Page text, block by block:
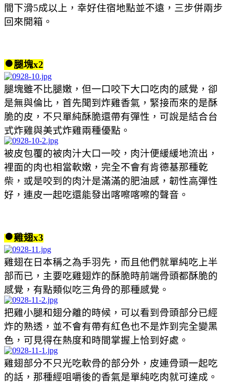
間下滑5成以上，幸好住宿地點並不遠，三步併兩步
回來開箱。
●腿塊x2
腿塊雖不比腿嫩，但一口咬下大口吃肉的感覺，卻
是無與倫比，首先聞到炸雞香氣，緊接而來的是酥
脆的皮，不只單純酥脆還帶有彈性，可說是結合台
式炸雞與美式炸雞兩種優點。
被皮包覆的被肉汁大口一咬，肉汁便緩緩地流出，
裡面的肉也相當軟嫩，完全不會有肯德基那種乾
柴，或是咬到的肉汁是滿滿的肥油感，韌性高彈性
好，連皮一起吃還能發出喀嚓喀嚓的聲音。
●雞翅x3
雞翅在日本稱之為手羽先，而且他們就單純吃上半
部而已，主要吃雞翅炸的酥脆時前端骨頭都酥脆的
感覺，有點類似吃三角骨的那種感覺。
把雞小腿和翅分離的時候，可以看到骨頭部分已經
炸的熟透，並不會有帶有紅色也不是炸到完全變黑
色，可見得在熱度和時間掌握上恰到好處。
雞翅部分不只光吃軟骨的部分外，皮連骨頭一起吃
的話，那種經咀嚼後的香氣是單純吃肉就可達成。